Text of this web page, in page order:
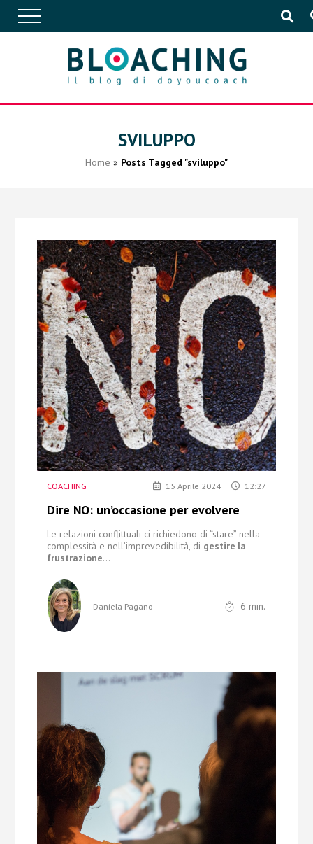
CONVERSAZIONI
EVENTI
PUBBLICAZIONI
Chi Siamo Contatti
SVILUPPO
Home » Posts Tagged "sviluppo"
COACHING 15 Aprile 2024 12:27
Dire NO: un’occasione per evolvere
Le relazioni conflittuali ci richiedono di “stare” nella
complessità e nell’imprevedibilità, di gestire la
frustrazione...
Daniela Pagano 6 min.